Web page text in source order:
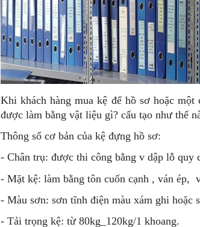
Khi khách hàng mua kệ để hồ sơ hoặc
được làm bằng vật liệu gì? cấu tạo như thế
Thông số cơ bản của kệ đựng hồ sơ:
- Chân trụ: được thi công bằng v dập lỗ quy
- Mặt kệ: làm bằng tôn cuốn cạnh , ván ép,
- Màu sơn: sơn tĩnh điện màu xám ghi hoặc
- Tải trọng kệ: từ 80kg_120kg/1 khoang.